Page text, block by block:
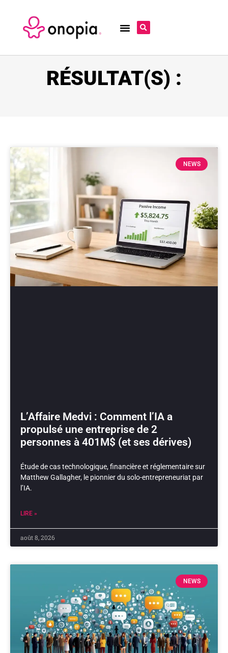
RÉSULTAT(S) :
NEWS
L’Affaire Medvi : Comment l’IA a
propulsé une entreprise de 2
personnes à 401M$ (et ses dérives)
Étude de cas technologique, financière et réglementaire sur
Matthew Gallagher, le pionnier du solo-entrepreneuriat par
l’IA.
LIRE »
août 8, 2026
NEWS